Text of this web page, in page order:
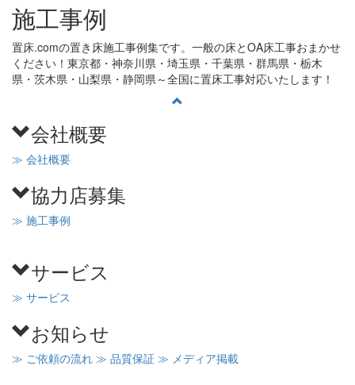
施工事例
置床.comの置き床施工事例集です。一般の床とOA床工事おまかせ
ください！東京都・神奈川県・埼玉県・千葉県・群馬県・栃木
県・茨木県・山梨県・静岡県～全国に置床工事対応いたします！
会社概要
≫ 会社概要
協力店募集
≫ 施工事例
サービス
≫ サービス
お知らせ
≫ ご依頼の流れ ≫ 品質保証 ≫ メディア掲載